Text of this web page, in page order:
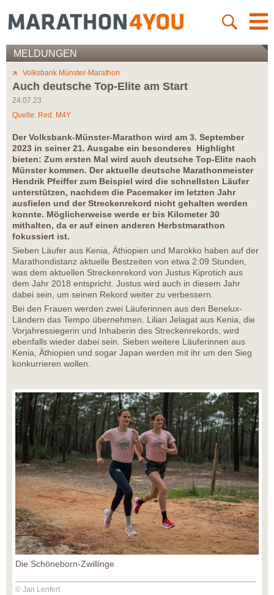
MELDUNGEN
Volksbank Münster-Marathon
Auch deutsche Top-Elite am Start
24.07.23
Quelle: Red. M4Y
Der Volksbank-Münster-Marathon wird am 3. September
2023 in seiner 21. Ausgabe ein besonderes Highlight
bieten: Zum ersten Mal wird auch deutsche Top-Elite nach
Münster kommen. Der aktuelle deutsche Marathonmeister
Hendrik Pfeiffer zum Beispiel wird die schnellsten Läufer
unterstützen, nachdem die Pacemaker im letzten Jahr
ausfielen und der Streckenrekord nicht gehalten werden
konnte. Möglicherweise werde er bis Kilometer 30
mithalten, da er auf einen anderen Herbstmarathon
fokussiert ist.
Sieben Läufer aus Kenia, Äthiopien und Marokko haben auf der
Marathondistanz aktuelle Bestzeiten von etwa 2:09 Stunden,
was dem aktuellen Streckenrekord von Justus Kiprotich aus
dem Jahr 2018 entspricht. Justus wird auch in diesem Jahr
dabei sein, um seinen Rekord weiter zu verbessern.
Bei den Frauen werden zwei Läuferinnen aus den Benelux-
Ländern das Tempo übernehmen. Lilian Jelagat aus Kenia, die
Vorjahressiegerin und Inhaberin des Streckenrekords, wird
ebenfalls wieder dabei sein. Sieben weitere Läuferinnen aus
Kenia, Äthiopien und sogar Japan werden mit ihr um den Sieg
konkurrieren wollen.
Die Schöneborn-Zwillinge
© Jan Lenfert